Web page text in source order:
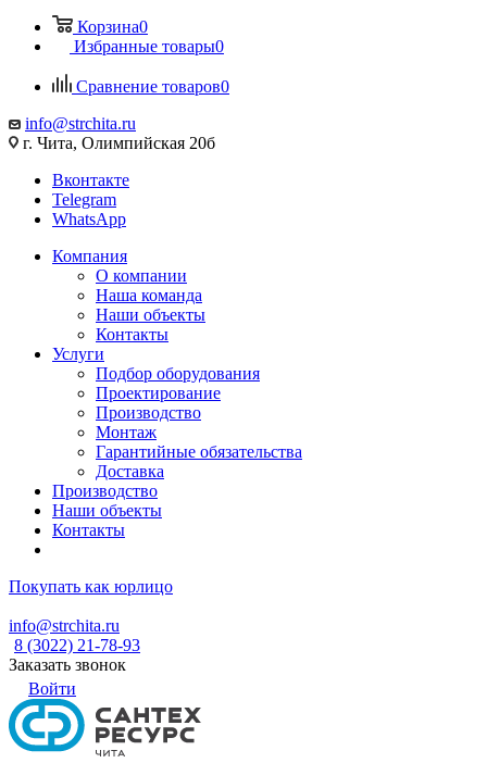
Корзина0
Избранные товары0
Сравнение товаров0
info@strchita.ru
г. Чита, Олимпийская 20б
Вконтакте
Telegram
WhatsApp
Компания
О компании
Наша команда
Наши объекты
Контакты
Услуги
Подбор оборудования
Проектирование
Производство
Монтаж
Гарантийные обязательства
Доставка
Производство
Наши объекты
Контакты
Покупать как юрлицо
info@strchita.ru
8 (3022) 21-78-93
Заказать звонок
Войти